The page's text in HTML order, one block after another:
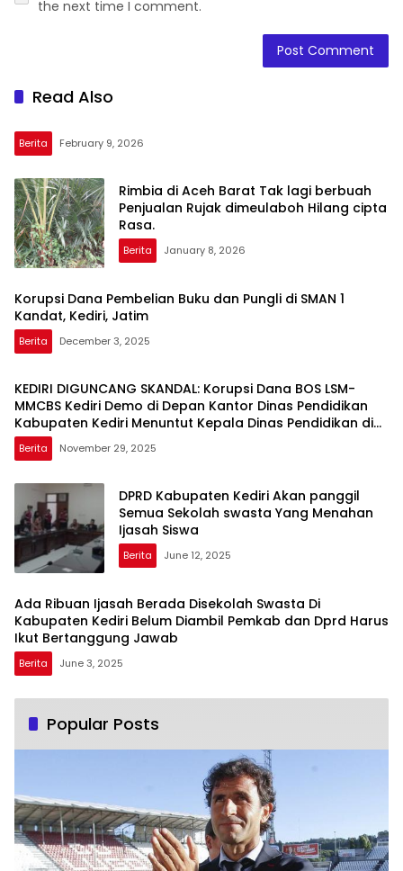
the next time I comment.
Read Also
Berita February 9, 2026
Rimbia di Aceh Barat Tak lagi berbuah
Penjualan Rujak dimeulaboh Hilang cipta
Rasa.
Berita January 8, 2026
Korupsi Dana Pembelian Buku dan Pungli di SMAN 1
Kandat, Kediri, Jatim
Berita December 3, 2025
KEDIRI DIGUNCANG SKANDAL: Korupsi Dana BOS LSM-
MMCBS Kediri Demo di Depan Kantor Dinas Pendidikan
Kabupaten Kediri Menuntut Kepala Dinas Pendidikan di
Copot dari Jabatannya
Berita November 29, 2025
DPRD Kabupaten Kediri Akan panggil
Semua Sekolah swasta Yang Menahan
Ijasah Siswa
Berita June 12, 2025
Ada Ribuan Ijasah Berada Disekolah Swasta Di
Kabupaten Kediri Belum Diambil Pemkab dan Dprd Harus
Ikut Bertanggung Jawab
Berita June 3, 2025
Popular Posts